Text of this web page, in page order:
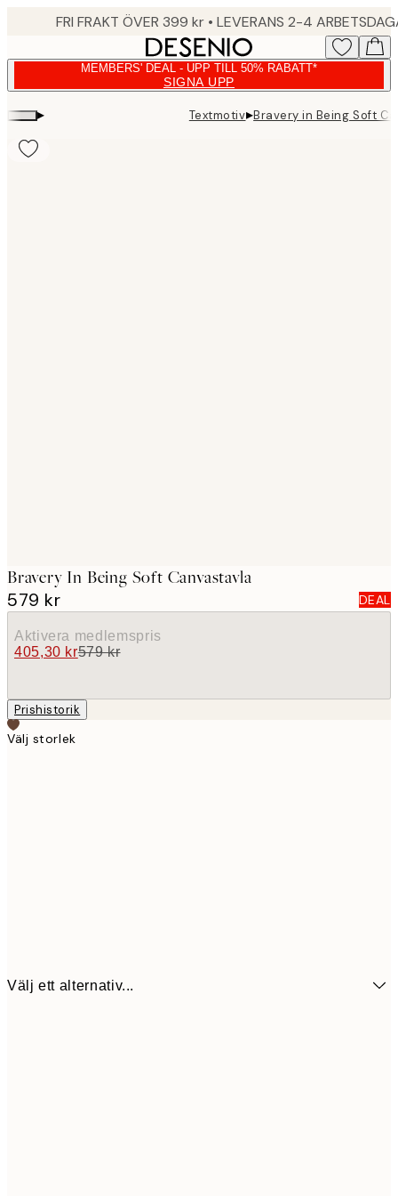
FRI FRAKT ÖVER 399 kr • LEVERANS 2-4
MEMBERS' DEAL - UPP TILL 50% RABATT*
SIGNA UPP
▸ Textmotiv▸Bravery in Being Soft
Bravery In Being Soft Canvastavla
579 kr DEAL
Aktivera medlemspris
405,30 kr579 kr
Prishistorik
Välj storlek
Välj ett alternativ...